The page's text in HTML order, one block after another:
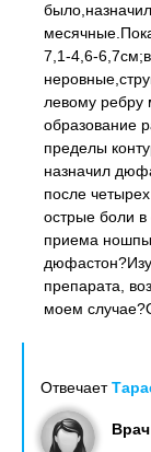
7,1-4,6-
левому ребру
образование
пределы
назначил
после
острые боли
приема
препарата,
моем
Отвечает